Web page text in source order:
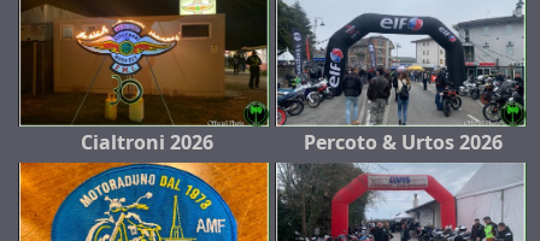
Cialtroni 2026 Percoto & Urtos 2026